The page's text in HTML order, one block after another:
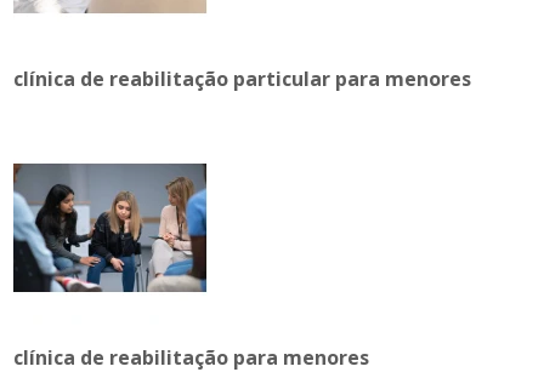
clínica de reabilitação particular para menores
clínica de reabilitação para menores